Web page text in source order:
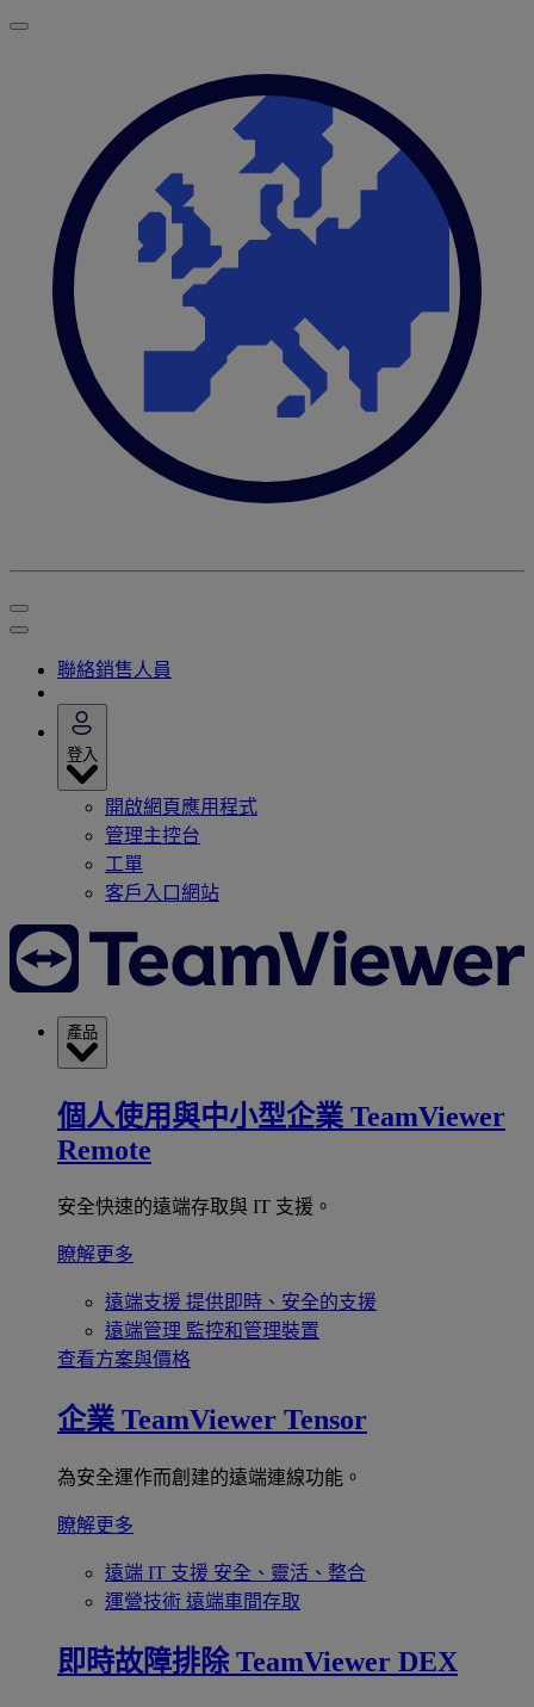
聯絡銷售人員
登入
開啟網頁應用程式
管理主控台
工單
客戶入口網站
產品
個人使用與中小型企業 TeamViewer
Remote
安全快速的遠端存取與 IT 支援。
瞭解更多
遠端支援 提供即時、安全的支援
遠端管理 監控和管理裝置
查看方案與價格
企業 TeamViewer Tensor
為安全運作而創建的遠端連線功能。
瞭解更多
遠端 IT 支援 安全、靈活、整合
運營技術 遠端車間存取
即時故障排除 TeamViewer DEX